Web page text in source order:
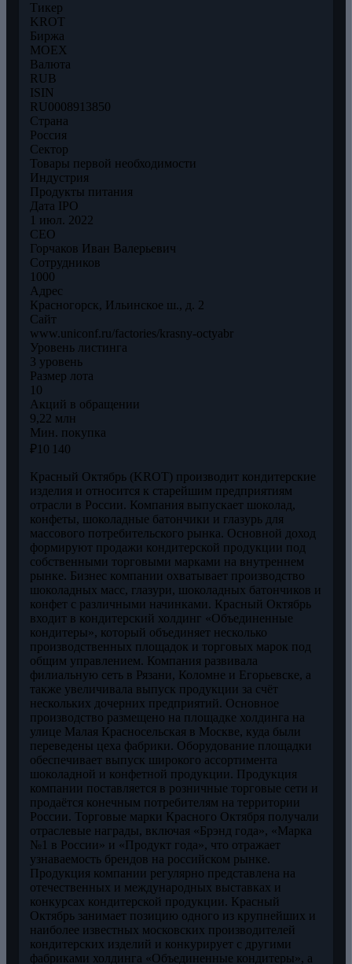
Тикер
KROT
Биржа
MOEX
Валюта
RUB
ISIN
RU0008913850
Страна
Россия
Сектор
Товары первой необходимости
Индустрия
Продукты питания
Дата IPO
1 июл. 2022
CEO
Горчаков Иван Валерьевич
Сотрудников
1000
Адрес
Красногорск, Ильинское ш., д. 2
Сайт
www.uniconf.ru/factories/krasny-octyabr
Уровень листинга
3 уровень
Размер лота
10
Акций в обращении
9,22 млн
Мин. покупка
₽10 140
Красный Октябрь (KROT) производит кондитерские
изделия и относится к старейшим предприятиям
отрасли в России. Компания выпускает шоколад,
конфеты, шоколадные батончики и глазурь для
массового потребительского рынка. Основной доход
формируют продажи кондитерской продукции под
собственными торговыми марками на внутреннем
рынке. Бизнес компании охватывает производство
шоколадных масс, глазури, шоколадных батончиков и
конфет с различными начинками. Красный Октябрь
входит в кондитерский холдинг «Объединенные
кондитеры», который объединяет несколько
производственных площадок и торговых марок под
общим управлением. Компания развивала
филиальную сеть в Рязани, Коломне и Егорьевске, а
также увеличивала выпуск продукции за счёт
нескольких дочерних предприятий. Основное
производство размещено на площадке холдинга на
улице Малая Красносельская в Москве, куда были
переведены цеха фабрики. Оборудование площадки
обеспечивает выпуск широкого ассортимента
шоколадной и конфетной продукции. Продукция
компании поставляется в розничные торговые сети и
продаётся конечным потребителям на территории
России. Торговые марки Красного Октября получали
отраслевые награды, включая «Брэнд года», «Марка
№1 в России» и «Продукт года», что отражает
узнаваемость брендов на российском рынке.
Продукция компании регулярно представлена на
отечественных и международных выставках и
конкурсах кондитерской продукции. Красный
Октябрь занимает позицию одного из крупнейших и
наиболее известных московских производителей
кондитерских изделий и конкурирует с другими
фабриками холдинга «Объединенные кондитеры», а